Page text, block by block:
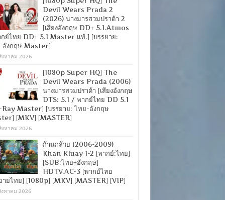
Devil Wears Prada 2
(2026) นางมารสวมปราด้า 2
[เสียงอังกฤษ DD+ 5.1.Atmos
ย์ไทย DD+ 5.1 Master แท้.] [บรรยาย:
อังกฤษ Master]
งหาคม 2026
[1080p Super HQ] The
Devil Wears Prada (2006)
นางมารสวมปราด้า [เสียงอังกฤษ
DTS: 5.1 / พากย์ไทย DD 5.1
Master] [บรรยาย: ไทย-อังกฤษ
[MKV] [MASTER]
งหาคม 2026
ก้านกล้วย (2006-2009)
Khan Kluay 1-2 [พากย์:ไทย]
[SUB:ไทย+อังกฤษ]
HDTV.AC-3 [พากย์ไทย
ายไทย] [1080p] [MKV] [MASTER] [VIP]
งหาคม 2026